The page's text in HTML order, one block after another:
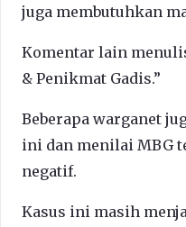
juga membutuhkan
Komentar lain
& Penikmat Gadis.”
Beberapa warganet
ini dan menilai MBG
negatif.
Kasus ini masih